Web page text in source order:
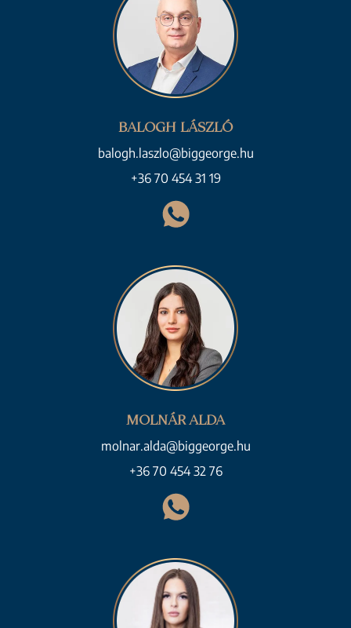
BALOGH LÁSZLÓ
balogh.laszlo@biggeorge.hu
+36 70 454 31 19
MOLNÁR ALDA
molnar.alda@biggeorge.hu
+36 70 454 32 76